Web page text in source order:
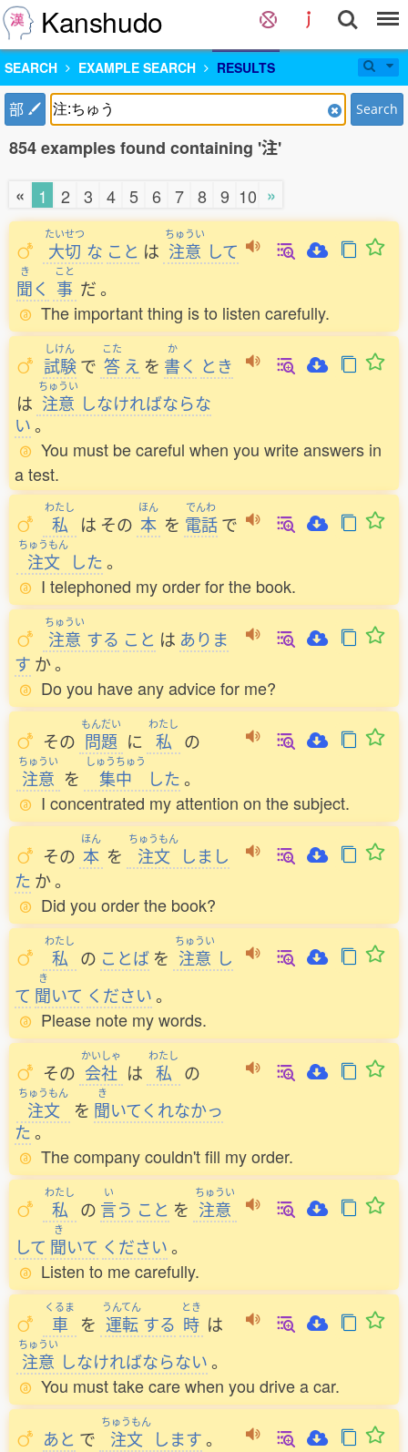
Kanshudo
SEARCH EXAMPLE SEARCH RESULTS
部 Search
854 examples found containing '注'
« 1 2 3 4 5 6 7 8 9 10 »
たいせつ
大切 な こと は
ちゅうい
注意 して
き
聞く
こと
事 だ。
The important thing is to listen carefully.
しけん
試験 で
こた
答 え を
か
書く とき
は
ちゅうい
注意 しなければならな
い。
You must be careful when you write answers in
a test.
わたし
私 は その
ほん
本 を
でんわ
電話 で
ちゅうもん
注文 した。
I telephoned my order for the book.
ちゅうい
注意 する こと は ありま
す か。
Do you have any advice for me?
その
もんだい
問題 に
わたし
私 の
ちゅうい
注意 を
しゅうちゅう
集中 した。
I concentrated my attention on the subject.
その
ほん
本 を
ちゅうもん
注文 しまし
た か。
Did you order the book?
わたし
私 の ことば を
ちゅうい
注意 し
て
き
聞いて ください。
Please note my words.
その
かいしゃ
会社 は
わたし
私 の
ちゅうもん
注文 を
き
聞いてくれなかっ
た。
The company couldn't fill my order.
わたし
私 の
い
言う こと を
ちゅうい
注意
して
き
聞いて ください。
Listen to me carefully.
くるま
車 を
うんてん
運転 する
とき
時 は
ちゅうい
注意 しなければならない。
You must take care when you drive a car.
あと で
ちゅうもん
注文 します。